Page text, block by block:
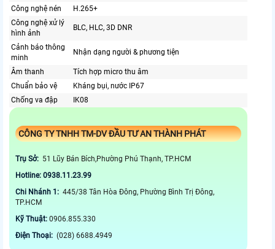
Công nghệ nén
H.265+
Công nghệ xử lý
hình ảnh
BLC, HLC, 3D DNR
Cảnh báo thông
minh
Nhận dạng người & phương tiện
Âm thanh
Tích hợp micro thu âm
Chuẩn bảo vệ
Kháng bụi, nước IP67
Chống va đập
IK08
CÔNG TY TNHH TM-DV ĐẦU TƯ AN THÀNH PHÁT
Trụ Sở: 51 Lũy Bán Bích,Phường Phú Thạnh, TP.HCM
Hotline: 0938.11.23.99
Chi Nhánh 1: 445/38 Tân Hòa Đông, Phường Bình Trị Đông,
TP.HCM
Kỹ Thuật: 0906.855.330
Điện Thoại: (028) 6688.4949